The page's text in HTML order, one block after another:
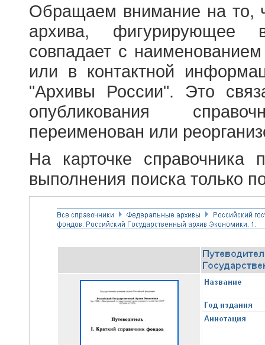
Обращаем внимание на то,
архива, фигурирующее
совпадает с
или в контактной
"Архивы России". Это
опубликования
переименован или
На карточке справочника
выполнения поиска только